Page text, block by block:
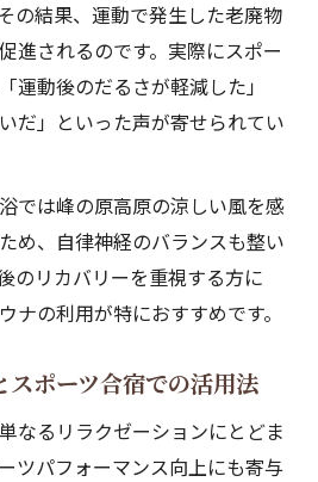
の結果、運動で発生した老廃物
進されるのです。実際にスポー
運動後のだるさが軽減した」
だ」といった声が寄せられてい
では峰の原高原の涼しい風を感
め、自律神経のバランスも整い
のリカバリーを重視する方に
ナの利用が特におすすめです。
スポーツ合宿での活用法
なるリラクゼーションにとどま
ツパフォーマンス向上にも寄与